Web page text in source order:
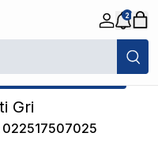
2
yetkili satıcısıdır.
Gri
022517507025